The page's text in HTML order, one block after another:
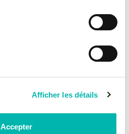
Afficher les détails
Accepter